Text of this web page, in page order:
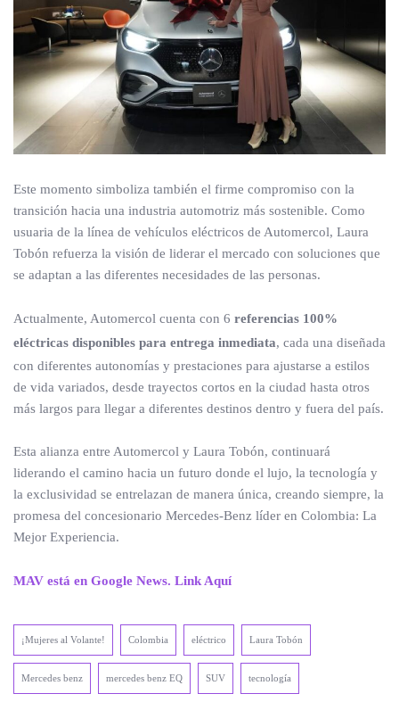
Este momento simboliza también el firme compromiso con la
transición hacia una industria automotriz más sostenible. Como
usuaria de la línea de vehículos eléctricos de Automercol, Laura
Tobón refuerza la visión de liderar el mercado con soluciones que
se adaptan a las diferentes necesidades de las personas.
Actualmente, Automercol cuenta con 6 referencias 100%
eléctricas disponibles para entrega inmediata, cada una diseñada
con diferentes autonomías y prestaciones para ajustarse a estilos
de vida variados, desde trayectos cortos en la ciudad hasta otros
más largos para llegar a diferentes destinos dentro y fuera del país.
Esta alianza entre Automercol y Laura Tobón, continuará
liderando el camino hacia un futuro donde el lujo, la tecnología y
la exclusividad se entrelazan de manera única, creando siempre, la
promesa del concesionario Mercedes-Benz líder en Colombia: La
Mejor Experiencia.
MAV está en Google News. Link Aquí
¡Mujeres al Volante! Colombia eléctrico Laura Tobón
Mercedes benz mercedes benz EQ SUV tecnología